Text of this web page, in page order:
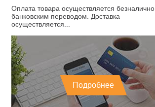
Оплата товара осуществляется безналично,
банковским переводом. Доставка
осуществляется...
Подробнее